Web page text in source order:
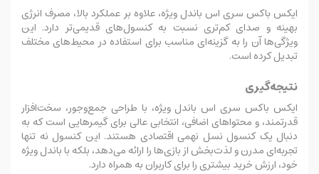
ایکس باکس سری اس باندل ویژه، علاوه بر عملکرد بالا، مصرف انرژی
بهینه و صدای کم‌تری نسبت به کنسول‌های قدیمی‌تر دارد. این
ویژگی‌ها آن را به گزینه‌ای مناسب برای استفاده در محیط‌های مختلف
تبدیل کرده است.
نتیجه‌گیری
ایکس باکس سری اس باندل ویژه، با طراحی جمع‌وجور، سخت‌افزار
قدرتمند، و محتواهای اضافی، انتخابی عالی برای گیمرهایی است که به
دنبال یک کنسول نسل نهمی اقتصادی هستند. این کنسول نه تنها
تجربه‌ای مدرن و لذت‌بخش از بازی‌ها را ارائه می‌دهد، بلکه با باندل ویژه
خود، ارزش خرید بیشتری را برای کاربران به همراه دارد.